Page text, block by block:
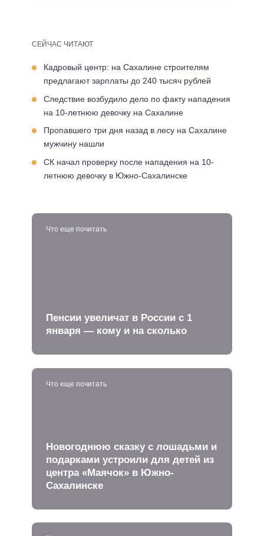
СЕЙЧАС ЧИТАЮТ
Кадровый центр: на Сахалине строителям
предлагают зарплаты до 240 тысяч рублей
Следствие возбудило дело по факту нападения
на 10-летнюю девочку на Сахалине
Пропавшего три дня назад в лесу на Сахалине
мужчину нашли
СК начал проверку после нападения на 10-
летнюю девочку в Южно-Сахалинске
Что еще почитать
Пенсии увеличат в России с 1
января — кому и на сколько
Что еще почитать
Новогоднюю сказку с лошадьми и
подарками устроили для детей из
центра «Маячок» в Южно-
Сахалинске